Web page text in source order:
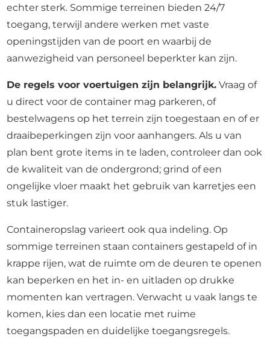
echter sterk. Sommige terreinen bieden 24/7
toegang, terwijl andere werken met vaste
openingstijden van de poort en waarbij de
aanwezigheid van personeel beperkter kan zijn.
De regels voor voertuigen zijn belangrijk. Vraag of
u direct voor de container mag parkeren, of
bestelwagens op het terrein zijn toegestaan en of er
draaibeperkingen zijn voor aanhangers. Als u van
plan bent grote items in te laden, controleer dan ook
de kwaliteit van de ondergrond; grind of een
ongelijke vloer maakt het gebruik van karretjes een
stuk lastiger.
Containeropslag varieert ook qua indeling. Op
sommige terreinen staan containers gestapeld of in
krappe rijen, wat de ruimte om de deuren te openen
kan beperken en het in- en uitladen op drukke
momenten kan vertragen. Verwacht u vaak langs te
komen, kies dan een locatie met ruime
toegangspaden en duidelijke toegangsregels.